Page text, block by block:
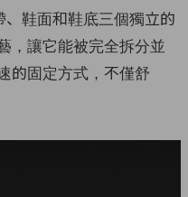
鞋面和鞋底三個獨立的
，讓它能被完全拆分並
的固定方式，不僅舒